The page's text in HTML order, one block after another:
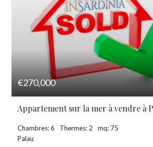
€270,000
Appartement sur la mer à vendre à
Chambres: 6 Thermes: 2
mq: 75
Palau